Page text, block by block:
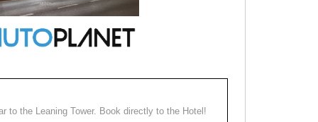
to the Leaning Tower. Book directly to the Hotel!